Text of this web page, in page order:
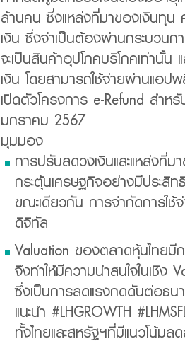
ล้านคน ซึ่งแหล่งที่มาของเงินทุ
เงิน ซึ่งจำเป็นต้องผ่านกระบวน
จะเป็นสินค้าอุปโภคบริโภคเท่านั้น
เงิน โดยสามารถใช้จ่ายผ่านแอ
เปิดตัวโครงการ e-Refund สำห
มกราคม 2567
มุมมอง
การปรับลดวงเงินและแหล่งที่
กระตุ้นเศรษฐกิจอย่างมีประสิ
ขณะเดียวกัน การจำกัดการใช้
ดิจิทัล
Valuation ของตลาดหุ้นไทย
จึงทำให้มีความน่าสนใจในเ
ซึ่งเป็นการลดแรงกดดันต่อธน
แนะนำ #LHGROWTH
ทั้งไทยและสหรัฐฯที่มีแนวโน้มล